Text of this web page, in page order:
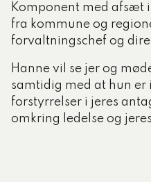
Komponent med afsæt
fra kommune og
forvaltningschef og
Hanne vil se jer og
samtidig med at hun er
forstyrrelser i jeres
omkring ledelse og